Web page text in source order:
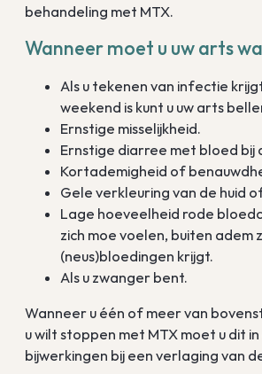
behandeling met MTX.
Wanneer moet u uw arts
Als u tekenen van infectie
weekend is kunt u uw arts
Ernstige misselijkheid.
Ernstige diarree met bloed bij
Kortademigheid of
Gele verkleuring van de huid
Lage hoeveelheid rode
zich moe voelen, buiten
(neus)bloedingen krijgt.
Als u zwanger bent.
Wanneer u één of meer van
u wilt stoppen met MTX moet u dit
bijwerkingen bij een verlaging van